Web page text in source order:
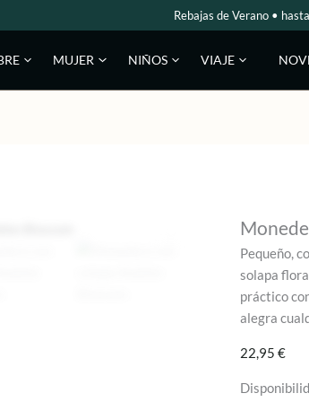
Rebajas de Verano •
MUJER NIÑOS VIAJE
Pequeño,
solapa
práctico
alegra
22,95€